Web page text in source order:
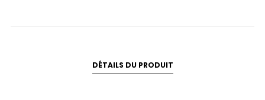
DÉTAILS DU PRODUIT